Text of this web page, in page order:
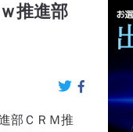
推進部
部ＣＲＭ推